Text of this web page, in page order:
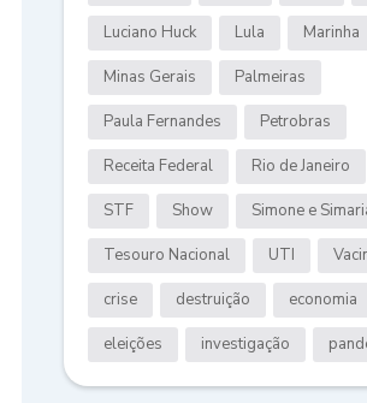
Luciano Huck Lula Marinha
Minas Gerais Palmeiras
Paula Fernandes Petrobras
Receita Federal Rio de Janeiro
STF Show Simone e
Tesouro Nacional UTI
crise destruição economia
eleições investigação